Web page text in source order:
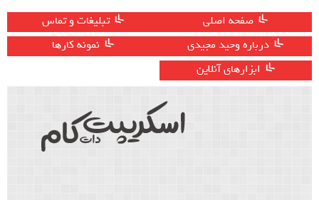
صفحه اصلی
تبلیغات و تماس
درباره وحید مجیدی
نمونه کارها
ابزارهای آنلاین